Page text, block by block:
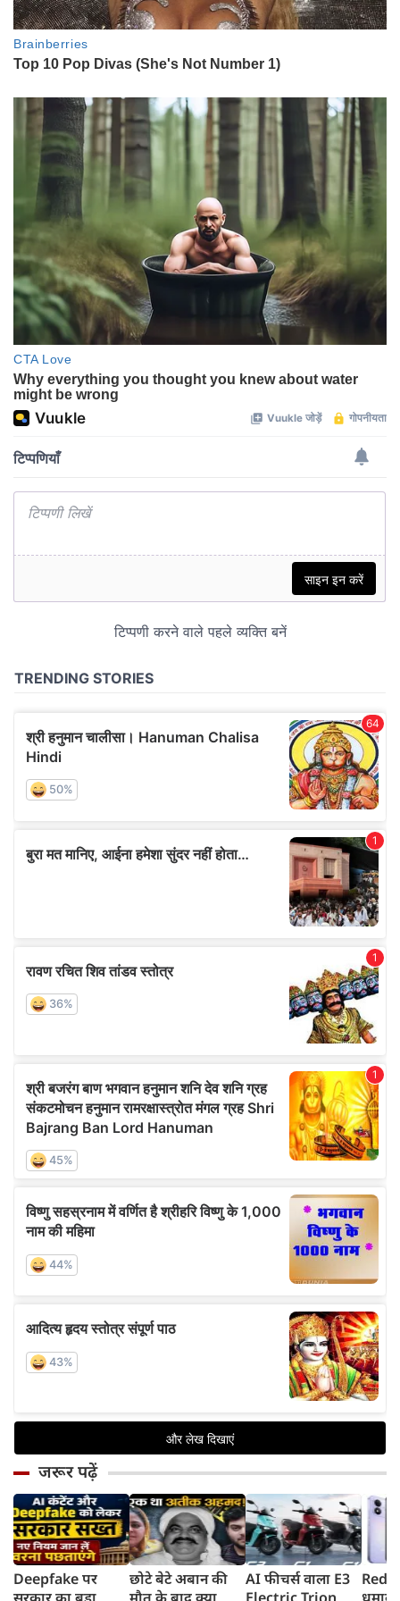
जरूर पढ़ें
Deepfake पर
छोटे बेटे अबान की
AI फीचर्स वाला E3